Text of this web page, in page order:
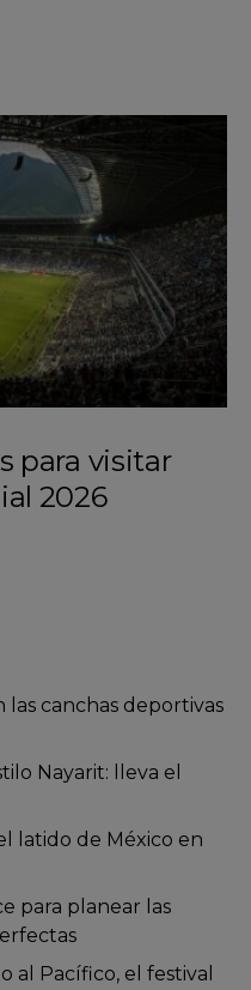
para visitar
2026
las canchas deportivas
Nayarit: lleva el
latido de México en
para planear las
al Pacífico, el festival